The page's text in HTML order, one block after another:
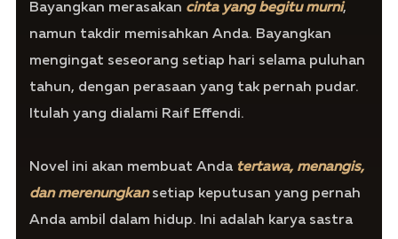
Bayangkan merasakan cinta yang begitu murni,
namun takdir memisahkan Anda. Bayangkan
mengingat seseorang setiap hari selama puluhan
tahun, dengan perasaan yang tak pernah pudar.
Itulah yang dialami Raif Effendi.
Novel ini akan membuat Anda tertawa, menangis,
dan merenungkansetiap keputusan yang pernah
Anda ambil dalam hidup. Ini adalah karya sastra